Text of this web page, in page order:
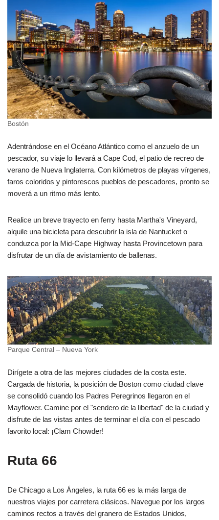
Bostón
Adentrándose en el Océano Atlántico como el anzuelo de un
pescador, su viaje lo llevará a Cape Cod, el patio de recreo de
verano de Nueva Inglaterra. Con kilómetros de playas vírgenes,
faros coloridos y pintorescos pueblos de pescadores, pronto se
moverá a un ritmo más lento.
Realice un breve trayecto en ferry hasta Martha's Vineyard,
alquile una bicicleta para descubrir la isla de Nantucket o
conduzca por la Mid-Cape Highway hasta Provincetown para
disfrutar de un día de avistamiento de ballenas.
Parque Central – Nueva York
Dirígete a otra de las mejores ciudades de la costa este.
Cargada de historia, la posición de Boston como ciudad clave
se consolidó cuando los Padres Peregrinos llegaron en el
Mayflower. Camine por el "sendero de la libertad" de la ciudad y
disfrute de las vistas antes de terminar el día con el pescado
favorito local: ¡Clam Chowder!
Ruta 66
De Chicago a Los Ángeles, la ruta 66 es la más larga de
nuestros viajes por carretera clásicos. Navegue por los largos
caminos rectos a través del granero de Estados Unidos,